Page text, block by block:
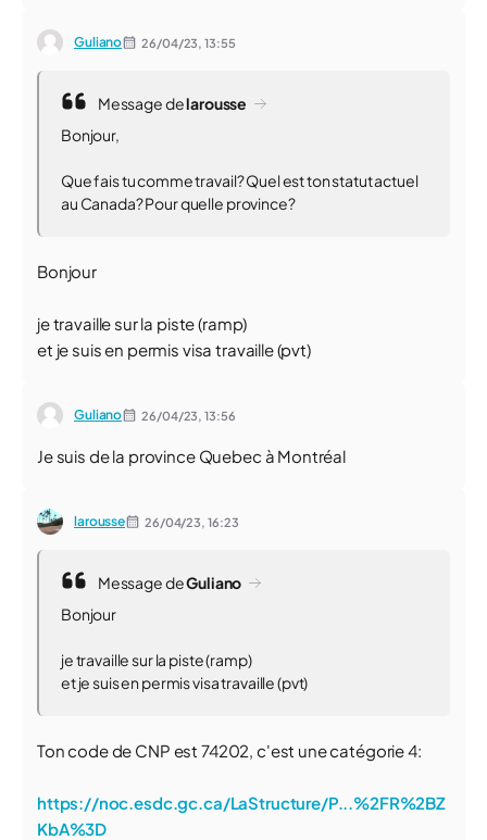
Guliano 26/04/23,13:55
Message delarousse
Bonjour,
Que fais tu comme travail? Quel est ton statut actuel
au Canada? Pour quelle province?
Bonjour
je travaille sur la piste (ramp)
et je suis en permis visa travaille (pvt)
Guliano 26/04/23,13:56
Je suis de la province Quebec à Montréal
larousse 26/04/23, 16:23
Message deGuliano
Bonjour
je travaille sur la piste (ramp)
et je suis en permis visa travaille (pvt)
Ton code de CNP est 74202, c'est une catégorie 4:
https://noc.esdc.gc.ca/LaStructure/P...%2FR%2BZ
KbA%3D